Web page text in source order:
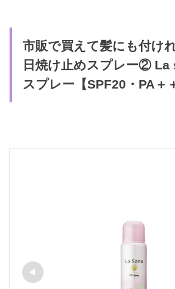
市販で買えて髪にも付け
日焼け止めスプレー② La
スプレー【SPF20・PA＋